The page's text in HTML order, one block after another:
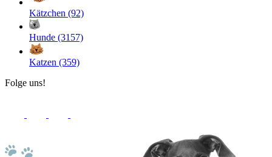
Kätzchen (92)
Hunde (3157)
Katzen (359)
Folge uns!